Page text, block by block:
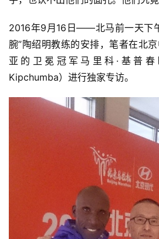
2016年9月16日——北马前一天下
腕”陶绍明教练的安排，笔者在北
亚的卫冕冠军马里科·基普春
Kipchumba）进行独家专访。